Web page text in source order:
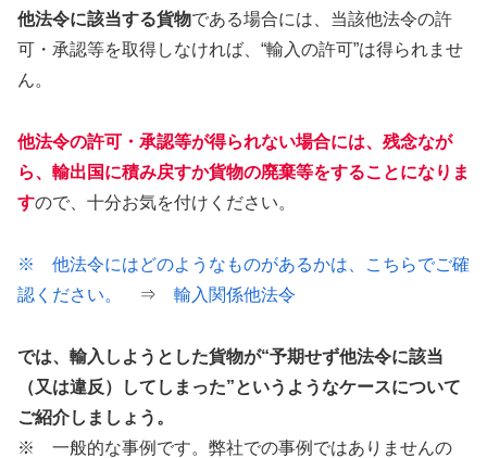
他法令に該当する貨物である場合には、当該他法令の許
可・承認等を取得しなければ、“輸入の許可”は得られませ
ん。
他法令の許可・承認等が得られない場合には、残念なが
ら、輸出国に積み戻すか貨物の廃棄等をすることになりま
すので、十分お気を付けください。
※ 他法令にはどのようなものがあるかは、こちらでご確
認ください。
⇒ 輸入関係他法令
では、輸入しようとした貨物が“予期せず他法令に該当
（又は違反）してしまった”というようなケースについて
ご紹介しましょう。
※ 一般的な事例です。弊社での事例ではありませんの